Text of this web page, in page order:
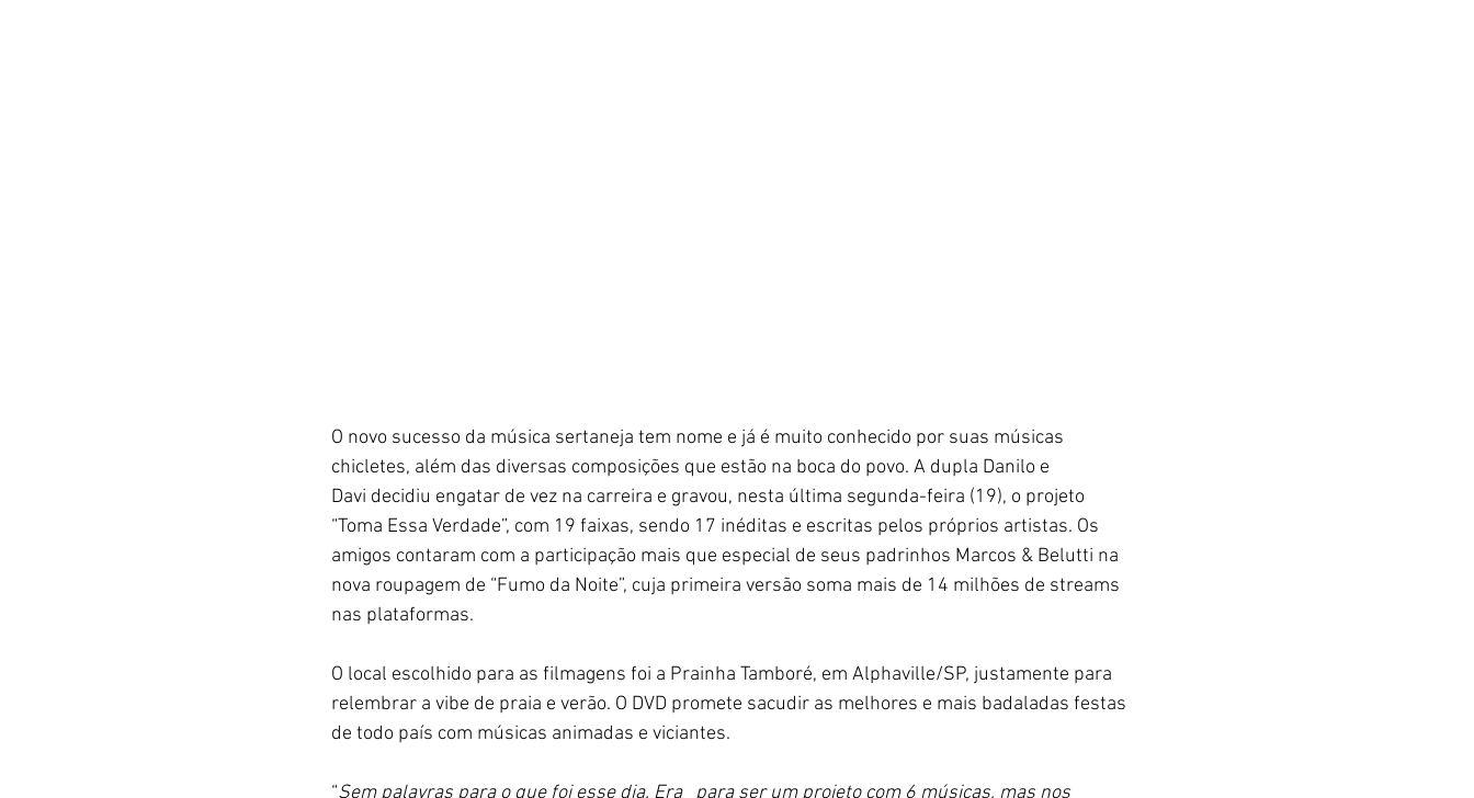
O novo sucesso da música sertaneja tem nome e já é muito conhecido por suas músicas
chicletes, além das diversas composições que estão na boca do povo. A dupla Danilo e
Davi decidiu engatar de vez na carreira e gravou, nesta última segunda-feira (19), o projeto
“Toma Essa Verdade”, com 19 faixas, sendo 17 inéditas e escritas pelos próprios artistas. Os
amigos contaram com a participação mais que especial de seus padrinhos Marcos & Belutti na
nova roupagem de “Fumo da Noite”, cuja primeira versão soma mais de 14 milhões de streams
nas plataformas.
O local escolhido para as filmagens foi a Prainha Tamboré, em Alphaville/SP, justamente para
relembrar a vibe de praia e verão. O DVD promete sacudir as melhores e mais badaladas festas
de todo país com músicas animadas e viciantes.
“Sem palavras para o que foi esse dia. Era   para ser um projeto com 6 músicas, mas nos